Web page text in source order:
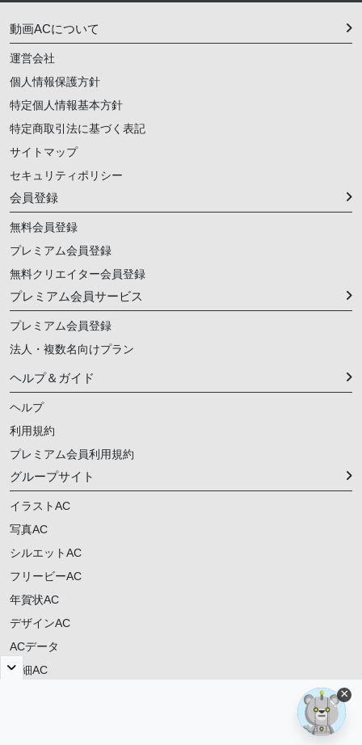
動画ACについて
運営会社
個人情報保護方針
特定個人情報基本方針
特定商取引法に基づく表記
サイトマップ
セキュリティポリシー
会員登録
無料会員登録
プレミアム会員登録
無料クリエイター会員登録
プレミアム会員サービス
プレミアム会員登録
法人・複数名向けプラン
ヘルプ＆ガイド
ヘルプ
利用規約
プレミアム会員利用規約
グループサイト
イラストAC
写真AC
シルエットAC
フリービーAC
年賀状AC
デザインAC
ACデータ
明細AC
×